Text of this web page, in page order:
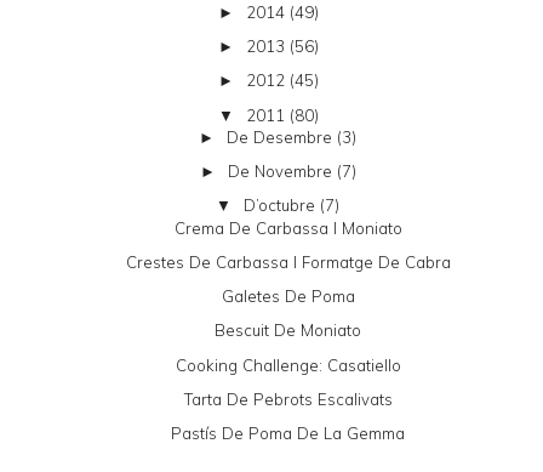
► 2014 (49)
► 2013 (56)
► 2012 (45)
▼ 2011 (80)
► De Desembre (3)
► De Novembre (7)
▼ D’octubre (7)
Crema De Carbassa I Moniato
Crestes De Carbassa I Formatge De Cabra
Galetes De Poma
Bescuit De Moniato
Cooking Challenge: Casatiello
Tarta De Pebrots Escalivats
Pastís De Poma De La Gemma